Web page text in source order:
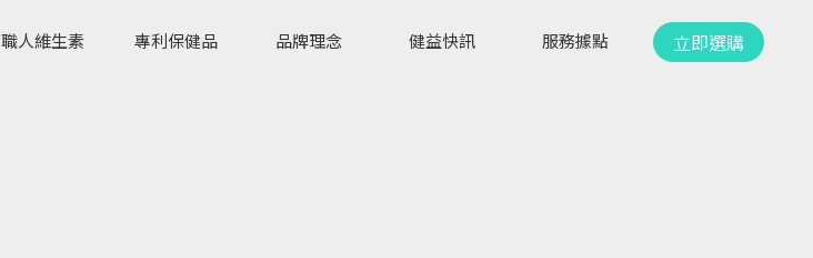
職人維生素 專利保健品 品牌理念 健益快訊 服務據點 立即選購